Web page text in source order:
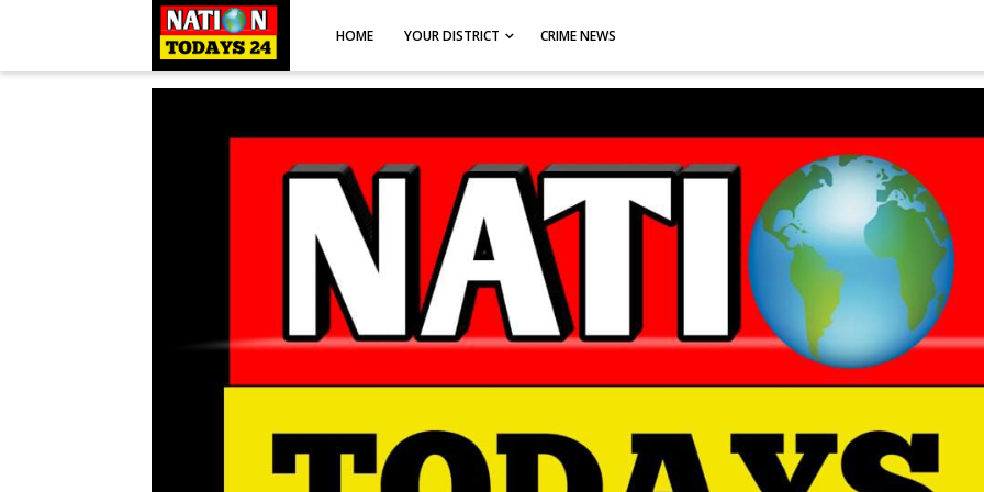
HOME YOUR DISTRICT CRIME NEWS